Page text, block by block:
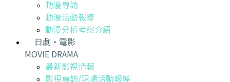
動漫專訪
動漫活動報導
動漫分析考察介紹
日劇・電影
MOVIE DRAMA
最新影視情報
影視專訪/現場活動報導